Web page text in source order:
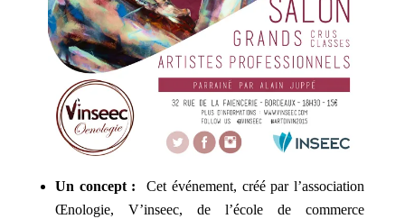
Un concept : Cet événement, créé par l’association
Œnologie, V’inseec, de l’école de commerce